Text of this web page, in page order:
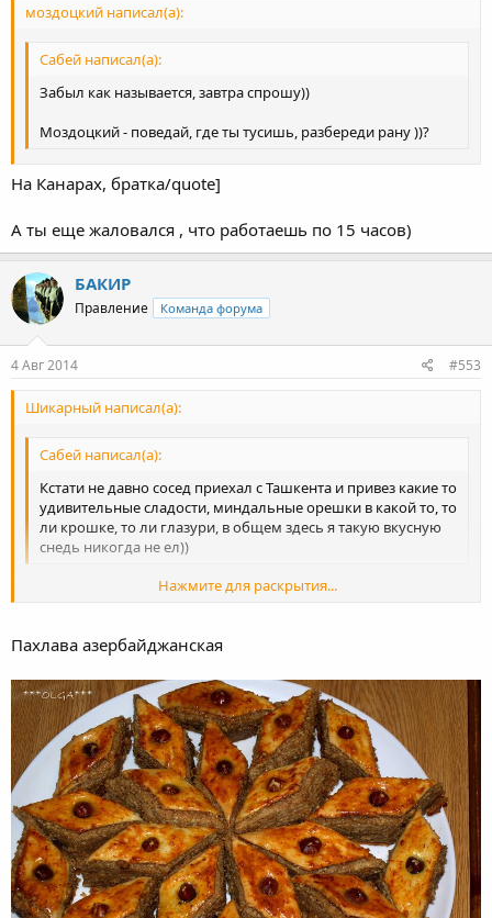
моздоцкий написал(а):
Сабей написал(а):
Забыл как называется, завтра спрошу))
Моздоцкий - поведай, где ты тусишь, разбереди рану ))?
На Канарах, братка/quote]
А ты еще жаловался , что работаешь по 15 часов)
БАКИР
Правление Команда форума
4 Авг 2014 #553
Шикарный написал(а):
Сабей написал(а):
Кстати не давно сосед приехал с Ташкента и привез какие то
удивительные сладости, миндальные орешки в какой то, то
ли крошке, то ли глазури, в общем здесь я такую вкусную
снедь никогда не ел))
Нажмите для раскрытия...
Пахлава азербайджанская